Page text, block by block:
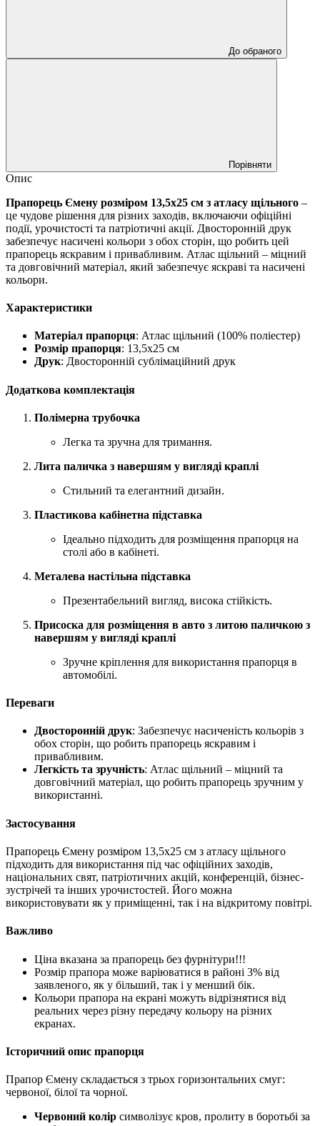
До обраного
Порівняти
Опис
Прапорець Ємену розміром 13,5х25 см з атласу щільного –
це чудове рішення для різних заходів, включаючи офіційні
події, урочистості та патріотичні акції. Двосторонній друк
забезпечує насичені кольори з обох сторін, що робить цей
прапорець яскравим і привабливим. Атлас щільний – міцний
та довговічний матеріал, який забезпечує яскраві та насичені
кольори.
Характеристики
Матеріал прапорця: Атлас щільний (100% поліестер)
Розмір прапорця: 13,5х25 см
Друк: Двосторонній сублімаційний друк
Додаткова комплектація
Полімерна трубочка
Легка та зручна для тримання.
Лита паличка з навершям у вигляді краплі
Стильний та елегантний дизайн.
Пластикова кабінетна підставка
Ідеально підходить для розміщення прапорця на
столі або в кабінеті.
Металева настільна підставка
Презентабельний вигляд, висока стійкість.
Присоска для розміщення в авто з литою паличкою з
навершям у вигляді краплі
Зручне кріплення для використання прапорця в
автомобілі.
Переваги
Двосторонній друк: Забезпечує насиченість кольорів з
обох сторін, що робить прапорець яскравим і
привабливим.
Легкість та зручність: Атлас щільний – міцний та
довговічний матеріал, що робить прапорець зручним у
використанні.
Застосування
Прапорець Ємену розміром 13,5х25 см з атласу щільного
підходить для використання під час офіційних заходів,
національних свят, патріотичних акцій, конференцій, бізнес-
зустрічей та інших урочистостей. Його можна
використовувати як у приміщенні, так і на відкритому повітрі.
Важливо
Ціна вказана за прапорець без фурнітури!!!
Розмір прапора може варіюватися в районі 3% від
заявленого, як у більший, так і у менший бік.
Кольори прапора на екрані можуть відрізнятися від
реальних через різну передачу кольору на різних
екранах.
Історичний опис прапорця
Прапор Ємену складається з трьох горизонтальних смуг:
червоної, білої та чорної.
Червоний колір символізує кров, пролиту в боротьбі за